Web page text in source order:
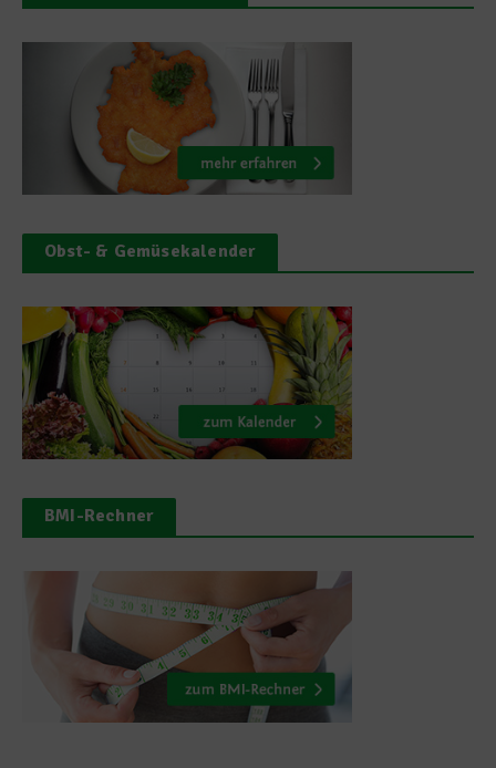
Obst- & Gemüsekalender
BMI-Rechner